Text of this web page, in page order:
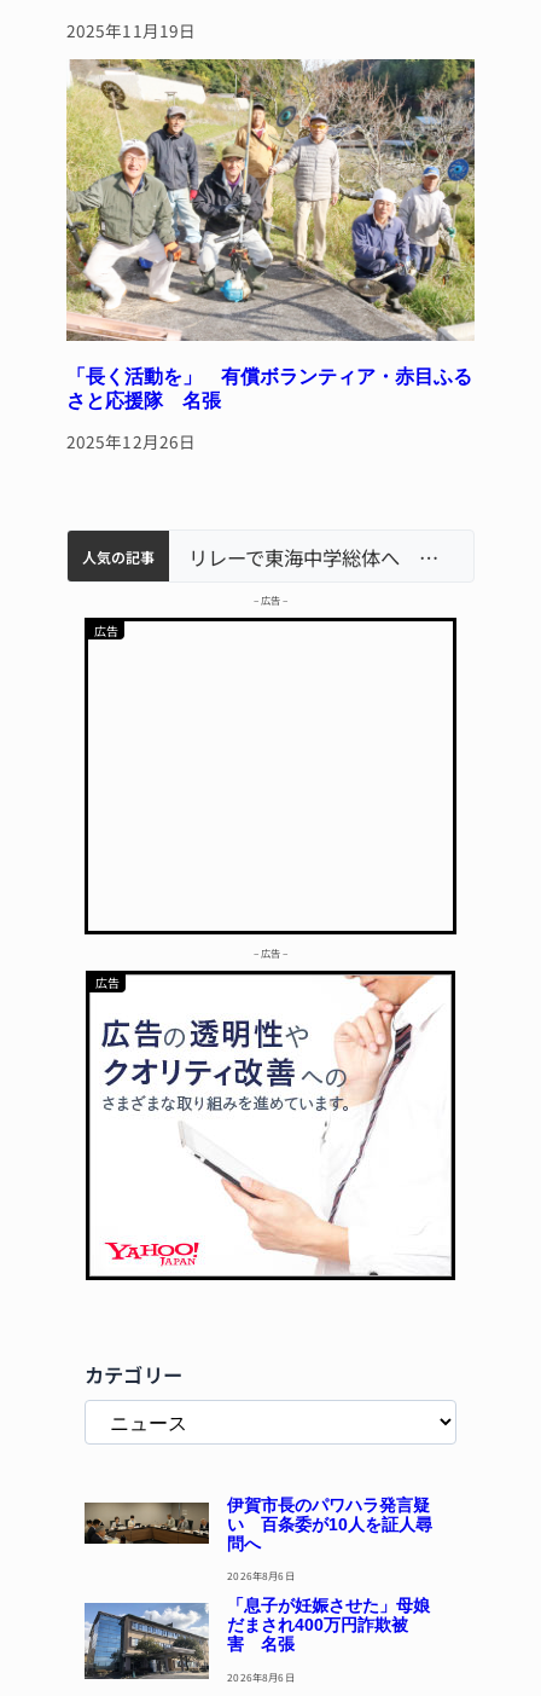
2025年11月19日
「長く活動を」 有償ボランティア・赤目ふる
さと応援隊 名張
2025年12月26日
人気の記事
中学校の陶壁モニュメント 地元建設会社がボランティアで清掃 伊賀名張市立病院のDMAT、熊本地震の被災地へ 能登以来3回目の派遣
【インターハイ⑨】ソフトテニス ミス減らし上位狙う 近大高専
リレーで東海中学総体へ 伊賀・名張 【インターハイ⑪】女子ホッケー 悲願の初出場、個性生かす 名張青峰
– 広告 –
– 広告 –
カテゴリー
伊賀市長のパワハラ発言疑
い 百条委が10人を証人尋
問へ
2026年8月6日
「息子が妊娠させた」母娘
だまされ400万円詐欺被
害 名張
2026年8月6日